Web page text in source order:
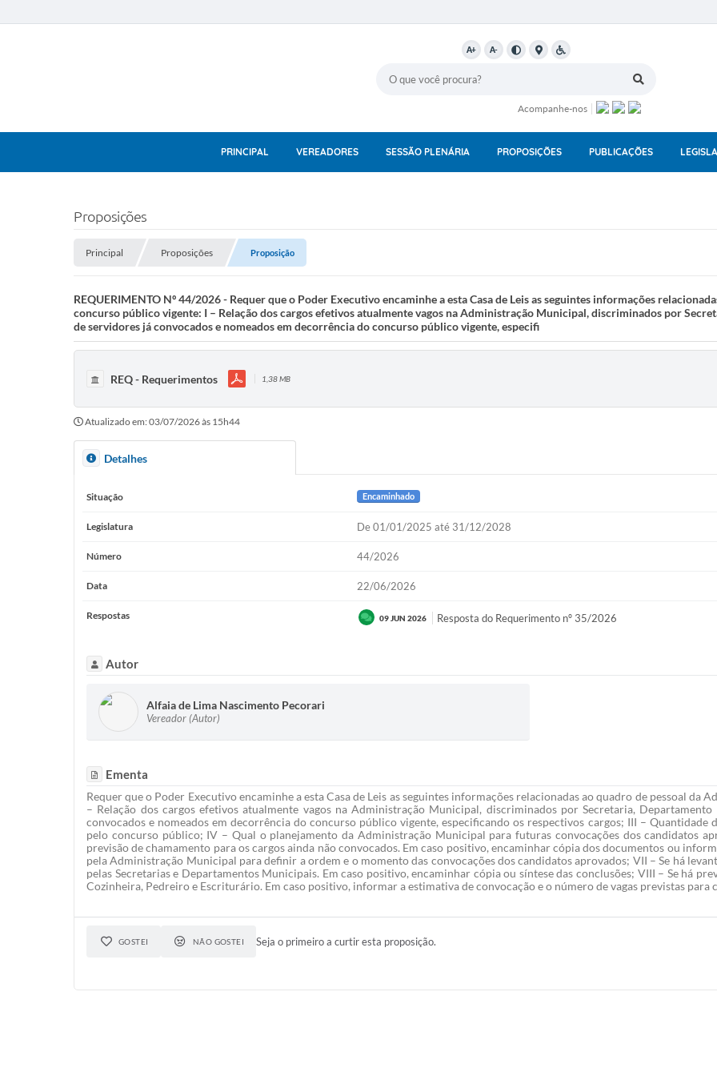
A+ A-
Acompanhe-nos
PRINCIPAL VEREADORES SESSÃO PLENÁRIA PROPOSIÇÕES PUBLICAÇÕES
Proposições
Principal Proposições Proposição
REQUERIMENTO Nº 44/2026 - Requer que o Poder Executivo encaminhe a esta Casa de Leis as seguintes informações
concurso público vigente: I – Relação dos cargos efetivos atualmente vagos na Administração Municipal, discriminados por
de servidores já convocados e nomeados em decorrência do concurso público vigente, especifi
REQ - Requerimentos 1,38 MB
Atualizado em: 03/07/2026 às 15h44
Detalhes
Situação Encaminhado
Legislatura De 01/01/2025 até 31/12/2028
Número 44/2026
Data 22/06/2026
Respostas 09 JUN 2026 Resposta do Requerimento nº 35/2026
Autor
Alfaia de Lima Nascimento Pecorari
Vereador (Autor)
Ementa
Requer que o Poder Executivo encaminhe a esta Casa de Leis as seguintes informações relacionadas ao quadro de pessoal
– Relação dos cargos efetivos atualmente vagos na Administração Municipal, discriminados por Secretaria,
convocados e nomeados em decorrência do concurso público vigente, especificando os respectivos cargos; III – Quantidade
pelo concurso público; IV – Qual o planejamento da Administração Municipal para futuras convocações dos candidatos
previsão de chamamento para os cargos ainda não convocados. Em caso positivo, encaminhar cópia dos documentos ou
pela Administração Municipal para definir a ordem e o momento das convocações dos candidatos aprovados; VII – Se há
pelas Secretarias e Departamentos Municipais. Em caso positivo, encaminhar cópia ou síntese das conclusões; VIII – Se há
Cozinheira, Pedreiro e Escriturário. Em caso positivo, informar a estimativa de convocação e o número de vagas previstas para
GOSTEI NÃO GOSTEI Seja o primeiro a curtir esta proposição.